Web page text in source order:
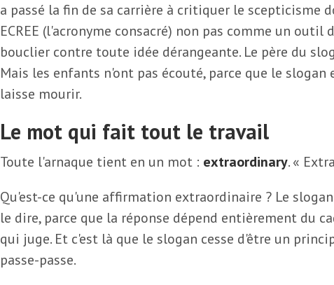
a passé la fin de sa carrière à critiquer le scepticisme
ECREE (l'acronyme consacré) non pas comme un outil
bouclier contre toute idée dérangeante. Le père du
Mais les enfants n'ont pas écouté, parce que le
laisse mourir.
Le mot qui fait tout le travail
Toute l'arnaque tient en un mot : extraordinary. «
Qu'est-ce qu'une affirmation extraordinaire ? Le
le dire, parce que la réponse dépend entièrement du
qui juge. Et c'est là que le slogan cesse d'être un
passe-passe.